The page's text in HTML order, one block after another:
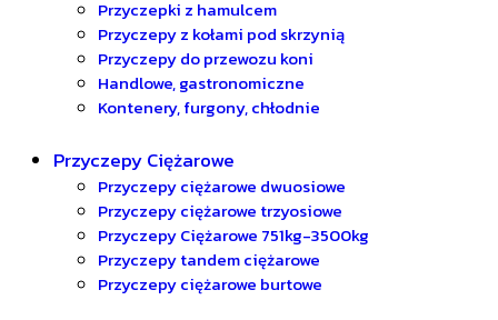
Przyczepki z hamulcem
Przyczepy z kołami pod skrzynią
Przyczepy do przewozu koni
Handlowe, gastronomiczne
Kontenery, furgony, chłodnie
Przyczepy Ciężarowe
Przyczepy ciężarowe dwuosiowe
Przyczepy ciężarowe trzyosiowe
Przyczepy Ciężarowe 751kg-3500kg
Przyczepy tandem ciężarowe
Przyczepy ciężarowe burtowe